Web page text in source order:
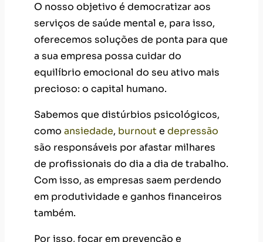
O nosso objetivo é democratizar aos
serviços de saúde mental e, para isso,
oferecemos soluções de ponta para que
a sua empresa possa cuidar do
equilíbrio emocional do seu ativo mais
precioso: o capital humano.
Sabemos que distúrbios psicológicos,
como ansiedade, burnoute depressão
são responsáveis por afastar milhares
de profissionais do dia a dia de trabalho.
Com isso, as empresas saem perdendo
em produtividade e ganhos financeiros
também.
Por isso, focar em prevenção e